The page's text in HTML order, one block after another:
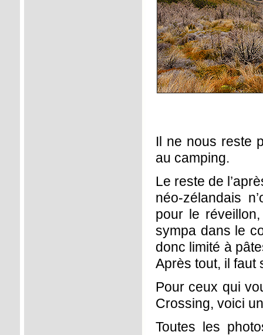
Il ne nous reste
au camping.
Le reste de
néo-zélandais
pour le
sympa dans le
donc limité à
Après tout, il faut
Pour ceux qui
Crossing, voici
Toutes les